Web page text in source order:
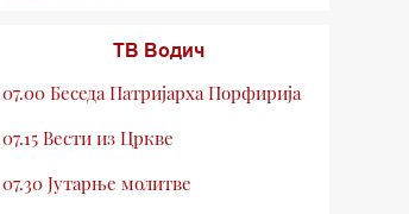
ТВ Водич
07.00 Беседа Патријарха Порфирија
07.15 Вести из Цркве
07.30 Јутарње молитве